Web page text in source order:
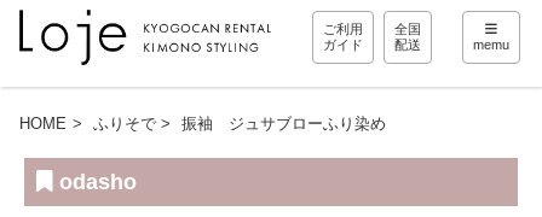
ご利用
ガイド
全国
配送
memu
HOME ふりそで 振袖 ジュサブローふり染め
odasho